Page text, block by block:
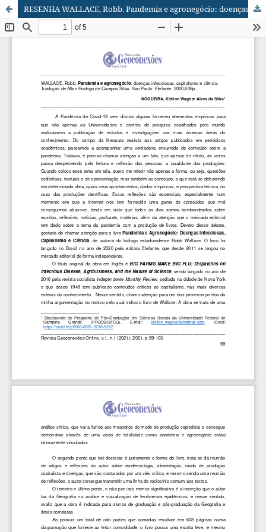
RESENHA WALLACE, Robb. Pandemia e agronegócio: doenças infecciosas, capitalismo e ciência. Tradução de Allan Rodrigo de Campos Silva. São Paulo: Elefante, 2020,608p